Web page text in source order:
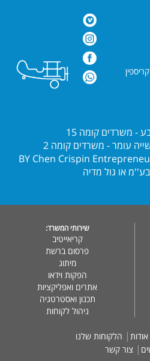
BY Chen Crispin
או גול מדיה
שירותי המשרד:
קריאייטיב
פרסום ברשת
מיתוג
הפקות וידאו
אתרים ואפליקציות
תכנון ואסטרטגיה
ניהול לקוחות
אודות | הלקוחות שלנו
| צור קשר